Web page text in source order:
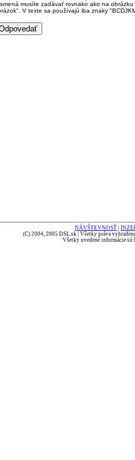
musíte zadávať rovnako ako na
V texte sa používajú iba znaky
NÁVŠTEVNOSŤ
(C) 2004, 2005 DSL.sk | Všetky práva
Všetky uvedené informácie sú